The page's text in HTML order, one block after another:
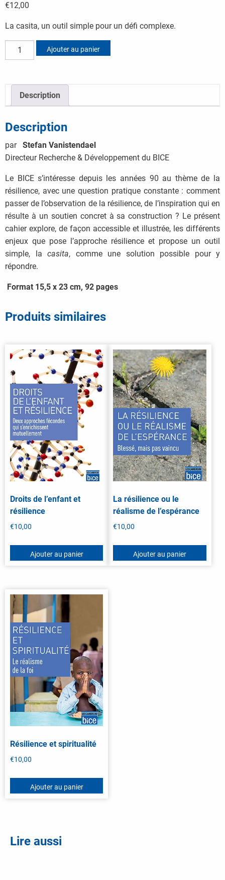
€12,00
La casita, un outil simple pour un défi complexe.
quantité de Vers la mise en œuvre de la résilience
Ajouter au panier
Description
Description
par Stefan Vanistendael
Directeur Recherche & Développement du BICE
Le BICE s’intéresse depuis les années 90 au thème de la
résilience, avec une question pratique constante : comment
passer de l’observation de la résilience, de l’inspiration qui en
résulte à un soutien concret à sa construction ? Le présent
cahier explore, de façon accessible et illustrée, les différents
enjeux que pose l’approche résilience et propose un outil
simple, la casita, comme une solution possible pour y
répondre.
Format 15,5 x 23 cm, 92 pages
Produits similaires
Droits de l’enfant et
résilience
€10,00
Ajouter au panier
La résilience ou le
réalisme de l’espérance
€10,00
Ajouter au panier
Résilience et spiritualité
€10,00
Ajouter au panier
Lire aussi